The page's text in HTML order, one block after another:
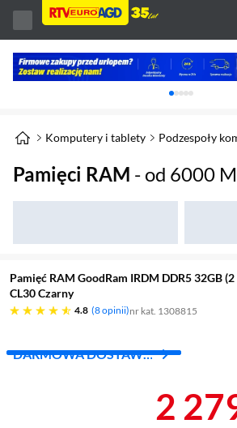
Karuzela z
Komputery i tablety Podzespoły
Pamięci RAM - od 6000
Pamięć RAM GoodRam IRDM DDR5 32GB
CL30 Czarny
4.8
4.8 gwiazdek 8 opinii nr kat. 1308815
DARMOWA DOSTAWA
2